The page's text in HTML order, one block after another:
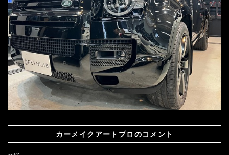
カーメイクアートプロのコメント